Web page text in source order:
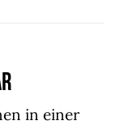
in einer